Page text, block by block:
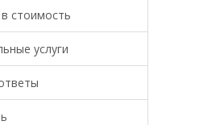
стоимость
услуги